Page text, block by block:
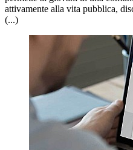
attivamente alla vita pubblica,
(...)